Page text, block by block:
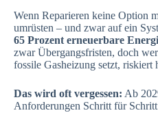
Wenn Reparieren keine Option
umrüsten – und zwar auf ein
65 Prozent erneuerbare
zwar Übergangsfristen, doch
fossile Gasheizung setzt, riskiert
Das wird oft vergessen: Ab
Anforderungen Schritt für